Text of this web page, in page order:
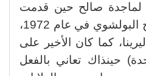
لماجدة صالح حين قدمت
دور (غيزيل) على مسرح البولشوي في عام 1972،
كما كان الأخير على
حينذاك تعاني بالفعل